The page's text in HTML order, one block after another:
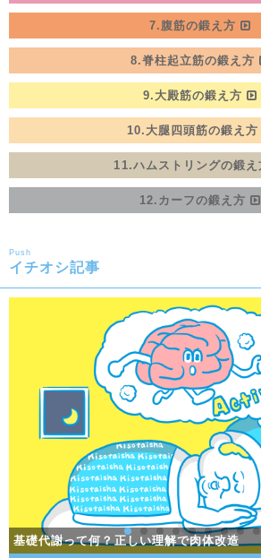
7.腹筋の鍛え方
8.脊柱起立筋の鍛え方
9.大殿筋の鍛え方
10.大腿四頭筋の鍛え
11.ハムストリングの鍛
12.カーフの鍛え方
Push
イチオシ記事
筋肉痛発生のメカニズム
基礎代謝って何？正しい理解で肉体改造
「トレラン」って何？トレイ
少しの工夫で健康的に痩せ
ストレスを溜めやすい人のパターンと、
同じ摂取カロリーで太る人とスリムな人
一流アスリートも実践。体幹トレー
朝型・夜型どちらが生きていく上
メリットいっぱい！体が
夏に走る「夏ラ
筋肉痛発生のメカニズム
基礎代謝って何